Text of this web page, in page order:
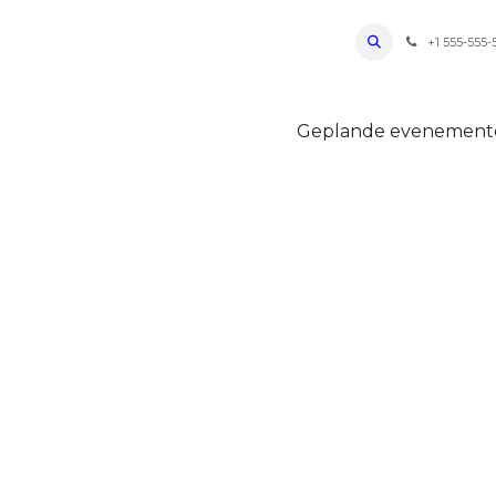
Bevoorradingen FAQ+1 555-555-
Geplande